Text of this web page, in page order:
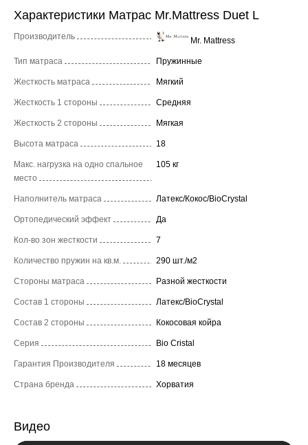
Характеристики Матрас Mr.Mattress Duet L
Производитель Mr. Mattress
Тип матраса Пружинные
Жесткость матраса Мягкий
Жесткость 1 стороны Средняя
Жесткость 2 стороны Мягкая
Высота матраса 18
Макс. нагрузка на одно спальное
место
105 кг
Наполнитель матраса Латекс/Кокос/BioCrystal
Ортопедический эффект Да
Кол-во зон жесткости 7
Количество пружин на кв.м. 290 шт./м2
Стороны матраса Разной жесткости
Состав 1 стороны Латекс/BioCrystal
Состав 2 стороны Кокосовая койра
Серия Bio Cristal
Гарантия Производителя 18 месяцев
Страна бренда Хорватия
Видео